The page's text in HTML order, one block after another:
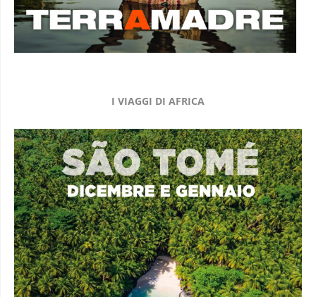
I VIAGGI DI AFRICA